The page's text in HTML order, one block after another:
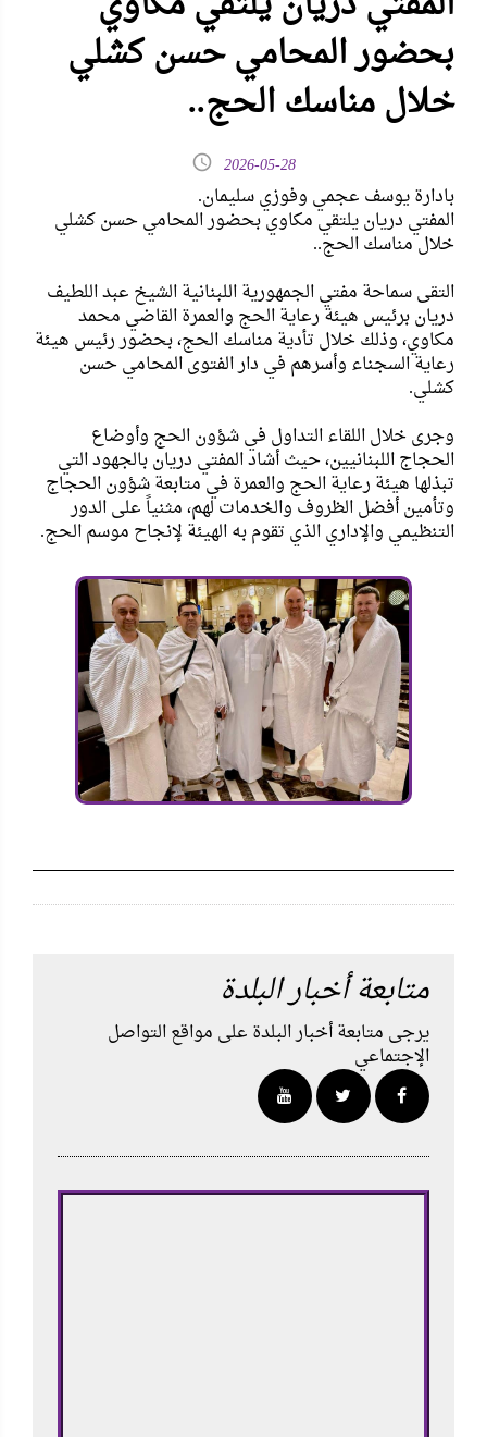
بحضور المحامي حسن كشلي
خلال مناسك الحج..
2026-05-28
بادارة يوسف عجمي وفوزي سليمان.
المفتي دريان يلتقي مكاوي بحضور المحامي حسن كشلي
خلال مناسك الحج..
التقى سماحة مفتي الجمهورية اللبنانية الشيخ عبد اللطيف
دريان برئيس هيئة رعاية الحج والعمرة القاضي محمد
مكاوي، وذلك خلال تأدية مناسك الحج، بحضور رئيس هيئة
رعاية السجناء وأسرهم في دار الفتوى المحامي حسن
كشلي.
وجرى خلال اللقاء التداول في شؤون الحج وأوضاع
الحجاج اللبنانيين، حيث أشاد المفتي دريان بالجهود التي
تبذلها هيئة رعاية الحج والعمرة في متابعة شؤون الحجاج
وتأمين أفضل الظروف والخدمات لهم، مثنياً على الدور
التنظيمي والإداري الذي تقوم به الهيئة لإنجاح موسم الحج.
متابعة أخبار البلدة
يرجى متابعة أخبار البلدة على مواقع التواصل
الإجتماعي